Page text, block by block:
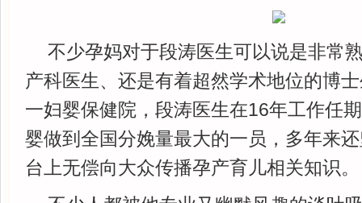
不少孕妈对于段涛医生可以说是非常
产科医生、还是有着超然学术地位的博
一妇婴保健院，段涛医生在16年工作任
婴做到全国分娩量最大的一员，多年来
台上无偿向大众传播孕产育儿相关知识。